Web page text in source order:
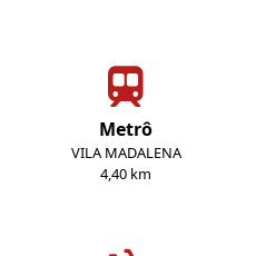
Metrô
VILA MADALENA
4,40 km